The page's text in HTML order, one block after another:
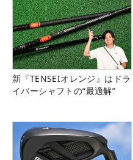
新『TENSEIオレンジ』はドラ
イバーシャフトの“最適解”